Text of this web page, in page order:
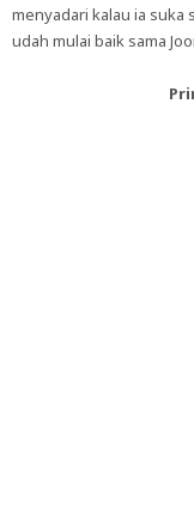
menyadari kalau ia suka
udah mulai baik sama